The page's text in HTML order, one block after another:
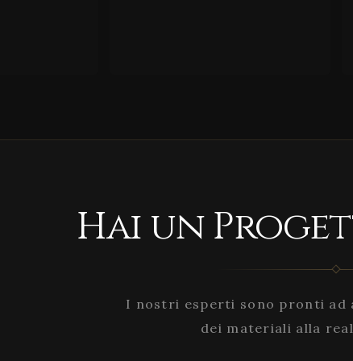
Hai un
I nostri esperti sono pronti ad
dei materiali alla